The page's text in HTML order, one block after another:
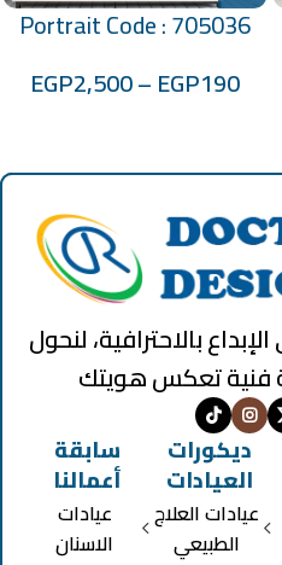
Portrait Code : 705036
EGP190
–
EGP2,500
بالاحترافية، لنحول
فنية تعكس هويتك
ديكورات
العيادات
عيادات العلاج
الطبيعي
سابقة
أعمالنا
عيادات
الاسنان